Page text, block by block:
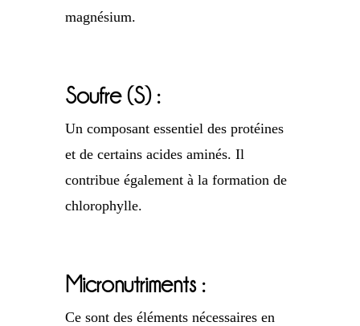
magnésium.
Soufre (S) :
Un composant essentiel des protéines
et de certains acides aminés. Il
contribue également à la formation de
chlorophylle.
Micronutriments :
Ce sont des éléments nécessaires en